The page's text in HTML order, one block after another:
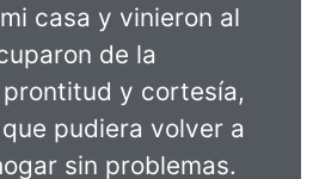
casa y vinieron al
de la
y cortesía,
pudiera volver a
sin problemas.